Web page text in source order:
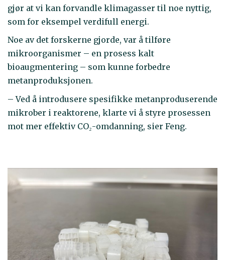
gjør at vi kan forvandle klimagasser til noe nyttig,
som for eksempel verdifull energi.
Noe av det forskerne gjorde, var å tilføre
mikroorganismer – en prosess kalt
bioaugmentering – som kunne forbedre
metanproduksjonen.
– Ved å introdusere spesifikke metanproduserende
mikrober i reaktorene, klarte vi å styre prosessen
mot mer effektiv CO₂-omdanning, sier Feng.